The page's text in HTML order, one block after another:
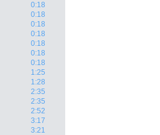
0:18
0:18
0:18
0:18
0:18
0:18
0:18
1:25
1:28
2:35
2:35
2:52
3:17
3:21